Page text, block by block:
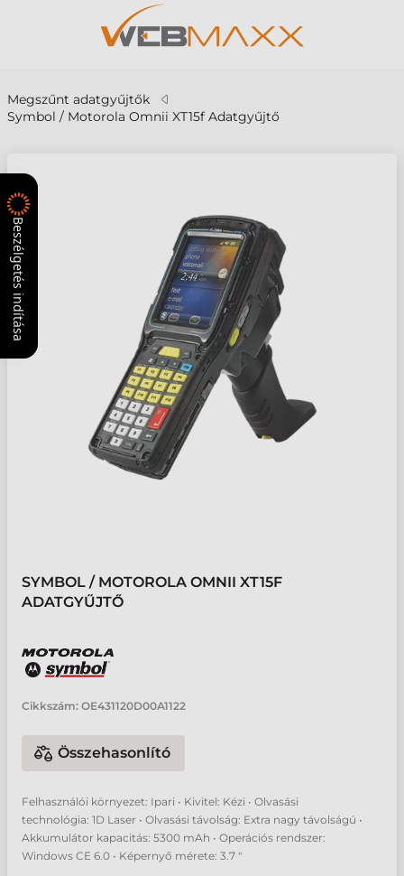
Megszűnt adatgyűjtők
Symbol / Motorola Omnii XT15f Adatgyűjtő
SYMBOL / MOTOROLA OMNII XT15F
ADATGYŰJTŐ
Cikkszám: OE431120D00A1122
Összehasonlító
Felhasználói környezet: Ipari • Kivitel: Kézi • Olvasási
technológia: 1D Laser • Olvasási távolság: Extra nagy távolságú •
Akkumulátor kapacitás: 5300 mAh • Operációs rendszer:
Windows CE 6.0 • Képernyő mérete: 3.7 "
Beszélgetés indítása